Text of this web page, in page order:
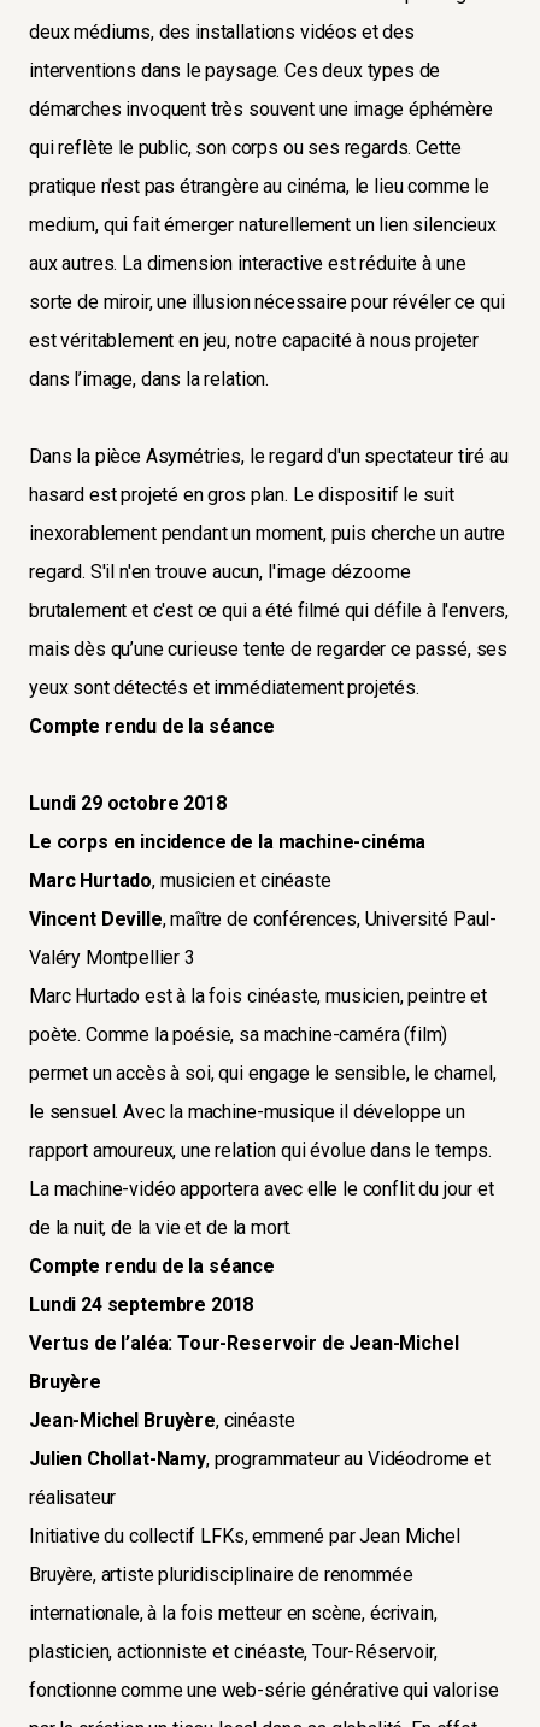
deux médiums, des installations vidéos et des
interventions dans le paysage. Ces deux types de
démarches invoquent très souvent une image éphémère
qui reflète le public, son corps ou ses regards. Cette
pratique n'est pas étrangère au cinéma, le lieu comme le
medium, qui fait émerger naturellement un lien silencieux
aux autres. La dimension interactive est réduite à une
sorte de miroir, une illusion nécessaire pour révéler ce qui
est véritablement en jeu, notre capacité à nous projeter
dans l’image, dans la relation.
Dans la pièce Asymétries, le regard d'un spectateur tiré au
hasard est projeté en gros plan. Le dispositif le suit
inexorablement pendant un moment, puis cherche un autre
regard. S'il n'en trouve aucun, l'image dézoome
brutalement et c'est ce qui a été filmé qui défile à l'envers,
mais dès qu’une curieuse tente de regarder ce passé, ses
yeux sont détectés et immédiatement projetés.
Compte rendu de la séance
Lundi 29 octobre 2018
Le corps en incidence de la machine-cinéma
Marc Hurtado, musicien et cinéaste
Vincent Deville, maître de conférences, Université Paul-
Valéry Montpellier 3
Marc Hurtado est à la fois cinéaste, musicien, peintre et
poète. Comme la poésie, sa machine-caméra (film)
permet un accès à soi, qui engage le sensible, le charnel,
le sensuel. Avec la machine-musique il développe un
rapport amoureux, une relation qui évolue dans le temps.
La machine-vidéo apportera avec elle le conflit du jour et
de la nuit, de la vie et de la mort.
Compte rendu de la séance
Lundi 24 septembre 2018
Vertus de l’aléa: Tour-Reservoir de Jean-Michel
Bruyère
Jean-Michel Bruyère, cinéaste
Julien Chollat-Namy, programmateur au Vidéodrome et
réalisateur
Initiative du collectif LFKs, emmené par Jean Michel
Bruyère, artiste pluridisciplinaire de renommée
internationale, à la fois metteur en scène, écrivain,
plasticien, actionniste et cinéaste, Tour-Réservoir,
fonctionne comme une web-série générative qui valorise